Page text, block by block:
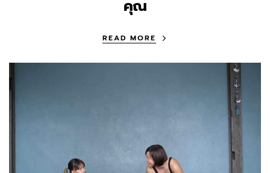
คุณ
READ MORE